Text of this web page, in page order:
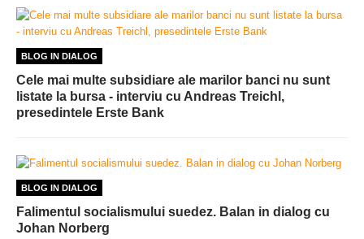
BLOG IN DIALOG
Cele mai multe subsidiare ale marilor banci nu sunt
listate la bursa - interviu cu Andreas Treichl,
presedintele Erste Bank
BLOG IN DIALOG
Falimentul socialismului suedez. Balan in dialog cu
Johan Norberg